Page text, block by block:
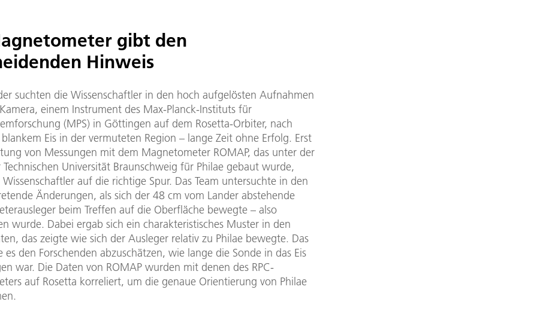
gibt den
Hinweis
suchten die Wissenschaftler in den hoch aufgelösten Aufnahmen
Kamera, einem Instrument des Max-Planck-Instituts für
(MPS) in Göttingen auf dem Rosetta-Orbiter, nach
Eis in der vermuteten Region – lange Zeit ohne Erfolg. Erst
von Messungen mit dem Magnetometer ROMAP, das unter der
Universität Braunschweig für Philae gebaut wurde,
auf die richtige Spur. Das Team untersuchte in den
Änderungen, als sich der 48 cm vom Lander abstehende
beim Treffen auf die Oberfläche bewegte – also
wurde. Dabei ergab sich ein charakteristisches Muster in den
das zeigte wie sich der Ausleger relativ zu Philae bewegte. Das
es den Forschenden abzuschätzen, wie lange die Sonde in das Eis
war. Die Daten von ROMAP wurden mit denen des RPC-
auf Rosetta korreliert, um die genaue Orientierung von Philae